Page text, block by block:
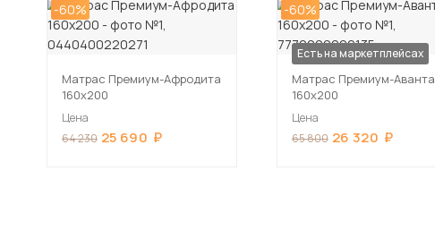
-60%
Матрас Премиум-Афродита
160х200
Цена
64 230 25 690
-60%
Есть на маркетплейсах
Матрас Премиум-Аванта
160х200
Цена
65 800 26 320